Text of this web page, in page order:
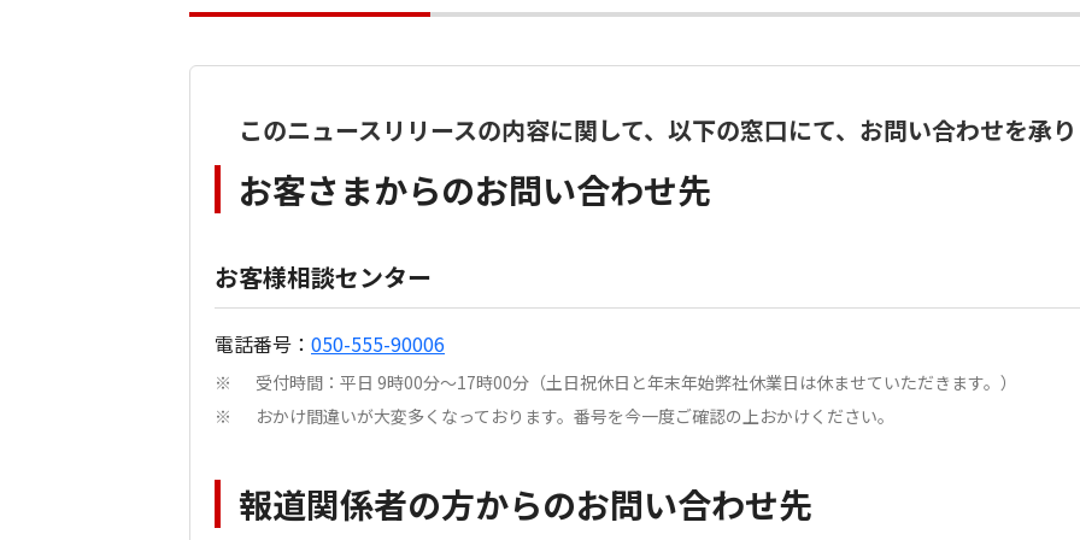
このニュースリリースの内容に関して、以下の窓口にて、お問い合わせを承
お客さまからのお問い合わせ先
お客様相談センター
電話番号： 050-555-90006
※ 受付時間：平日 9時00分～17時00分（土日祝休日と年末年始弊社休業日は休ませていただきます。）
※ おかけ間違いが大変多くなっております。番号を今一度ご確認の上おかけください。
報道関係者の方からのお問い合わせ先